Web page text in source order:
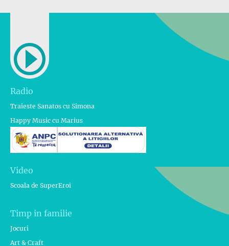
Radio
Traieste Sanatos cu Simona
Happy Music cu Marius
Video
Scoala de SuperEroi
Timp in familie
Jocuri
Art & Craft